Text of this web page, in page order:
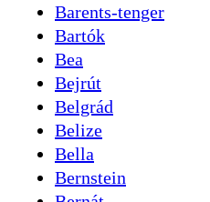
Barents-tenger
Bartók
Bea
Bejrút
Belgrád
Belize
Bella
Bernstein